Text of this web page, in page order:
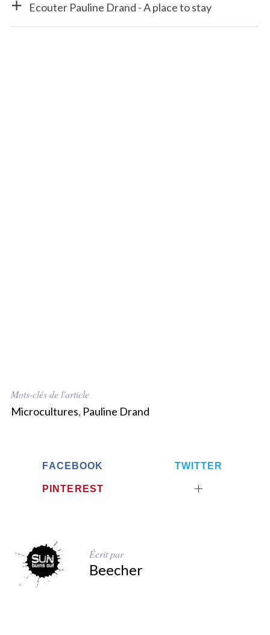
Ecouter Pauline Drand - A place to stay
Mots-clés de l'article
Microcultures, Pauline Drand
FACEBOOK TWITTER
PINTEREST
Écrit par
Beecher